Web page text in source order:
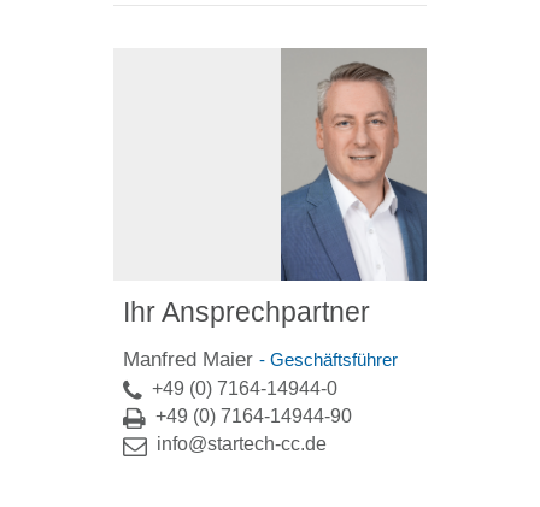
Ihr Ansprechpartner
Manfred Maier - Geschäftsführer
+49 (0) 7164-14944-0
+49 (0) 7164-14944-90
info@startech-cc.de